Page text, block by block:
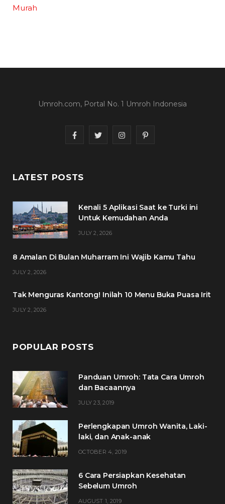
Murah
Umroh.com, Portal No. 1 Umroh Indonesia
F
c
b
T
t
I
a
P
e
LATEST POSTS
Kenali 5 Aplikasi Saat ke Turki ini
Untuk Kemudahan Anda
JULY 2, 2026
8 Amalan Di Bulan Muharram Ini Wajib Kamu Tahu
JULY 2, 2026
Tak Menguras Kantong! Inilah 10 Menu Buka Puasa Irit
JULY 2, 2026
POPULAR POSTS
Panduan Umroh: Tata Cara Umroh
dan Bacaannya
JULY 23, 2019
Perlengkapan Umroh Wanita, Laki-
laki, dan Anak-anak
OCTOBER 4, 2019
6 Cara Persiapkan Kesehatan
Sebelum Umroh
AUGUST 1, 2019